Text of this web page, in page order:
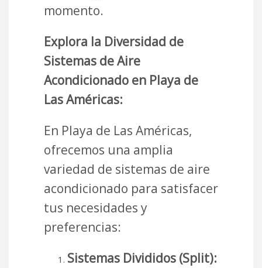
momento.
Explora la Diversidad de
Sistemas de Aire
Acondicionado en Playa de
Las Américas:
En Playa de Las Américas,
ofrecemos una amplia
variedad de sistemas de aire
acondicionado para satisfacer
tus necesidades y
preferencias:
Sistemas Divididos (Split):